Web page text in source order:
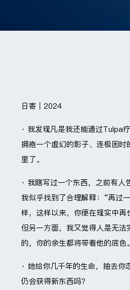
日寄｜2024
· 我发现凡是我还能通过Tulpa
拥抱一个虚幻的影子、连极困
里了。 ​​​
· 我瞎写过一个东西，之前有
我似乎找到了合理解释：“再过
样，这样以来，你便在现实中再
但另一方面，我又觉得人是无
的，你的余生都将带着他的底色
· 她给你几千年的生命，抽去
仍会获得新东西吗？